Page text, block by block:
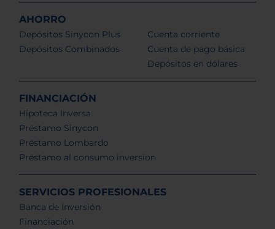
AHORRO
Depósitos Sinycon Plus
Depósitos Combinados
Cuenta corriente
Cuenta de pago básica
Depósitos en dólares
FINANCIACIÓN
Hipoteca Inversa
Préstamo Sinycon
Préstamo Lombardo
Préstamo al consumo inversion
SERVICIOS PROFESIONALES
Banca de Inversión
Financiación